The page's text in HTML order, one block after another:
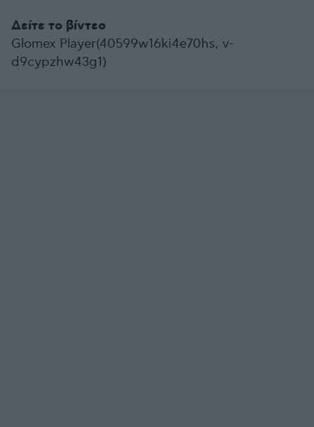
Δείτε το βίντεο
Glomex Player(40599w16ki4e70hs, v-
d9cypzhw43g1)